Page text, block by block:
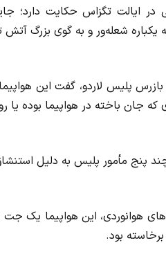
یکباره شعله‌ور و به گوی بزرگ
پنج مأمور پلیس به دلیل
بود.